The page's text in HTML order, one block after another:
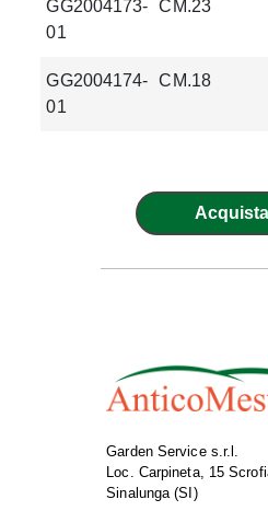
GG2004173-
01
CM.23
GG2004174-
01
CM.18
Acquista
Garden Service s.r.l.
Loc. Carpineta, 15
Sinalunga (SI)